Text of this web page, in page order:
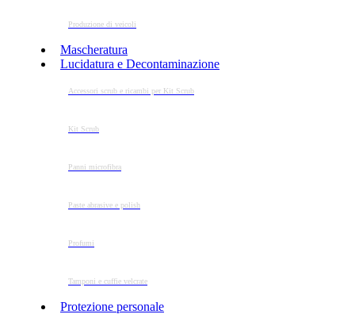
Produzione di veicoli
Mascheratura
Lucidatura e Decontaminazione
Accessori scrub e ricambi per Kit Scrub
Kit Scrub
Panni microfibra
Paste abrasive e polish
Profumi
Tamponi e cuffie velcrate
Protezione personale